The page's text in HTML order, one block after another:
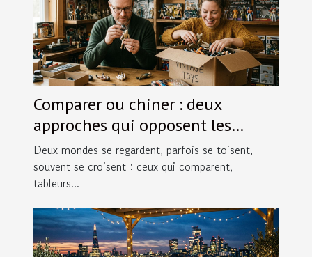
Comparer ou chiner : deux
approches qui opposent les
passionnés de figurines
Deux mondes se regardent, parfois se toisent,
souvent se croisent : ceux qui comparent,
tableurs...